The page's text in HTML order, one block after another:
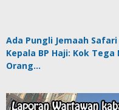
Ada Pungli Jemaah
Kepala BP Haji: Kok
Orang…